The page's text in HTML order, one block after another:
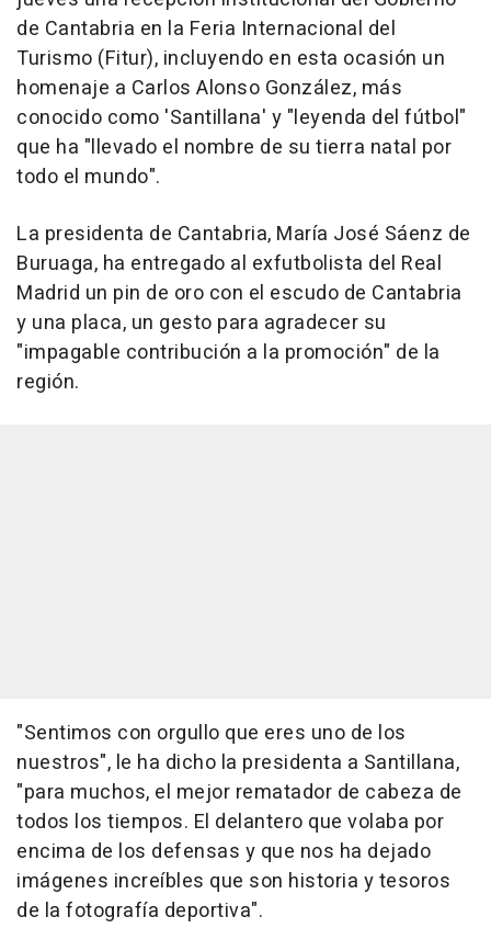
de Cantabria en la Feria Internacional del
Turismo (Fitur), incluyendo en esta ocasión un
homenaje a Carlos Alonso González, más
conocido como 'Santillana' y "leyenda del fútbol"
que ha "llevado el nombre de su tierra natal por
todo el mundo".
La presidenta de Cantabria, María José Sáenz de
Buruaga, ha entregado al exfutbolista del Real
Madrid un pin de oro con el escudo de Cantabria
y una placa, un gesto para agradecer su
"impagable contribución a la promoción" de la
región.
"Sentimos con orgullo que eres uno de los
nuestros", le ha dicho la presidenta a Santillana,
"para muchos, el mejor rematador de cabeza de
todos los tiempos. El delantero que volaba por
encima de los defensas y que nos ha dejado
imágenes increíbles que son historia y tesoros
de la fotografía deportiva".